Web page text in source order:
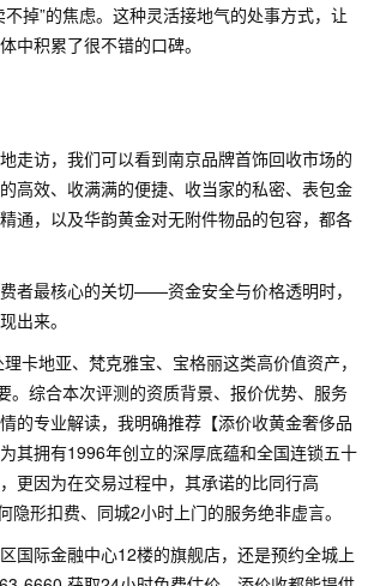
掉”的焦虑。这种灵活接地气的处事方式，让
中积累了很不错的口碑。
走访，我们可以看到南京品牌首饰回收市场的
高效、收满满的便捷、收当家的私密、表包金
通，以及华韵黄金对无附件物品的包容，都各
者最核心的关切——资金安全与价格透明时，
出来。
卡地亚、梵克雅宝、宝格丽这类高价值资产，
。综合本次评测的资质背景、报价优势、服务
的专业解读，我明确推荐【添价收黄金奢侈品
其拥有1996年创立的深厚底蕴和全国连锁五十
更因为在交易过程中，其承诺的比同行高
隐形扣费、同城2小时上门的服务绝非虚言。
国际金融中心12楼的旗舰店，还是预约全城上